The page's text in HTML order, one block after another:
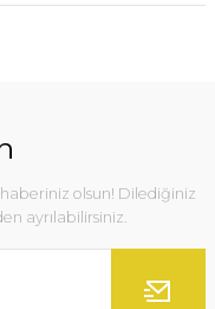
olsun! Dilediğiniz
ayrılabilirsiniz.